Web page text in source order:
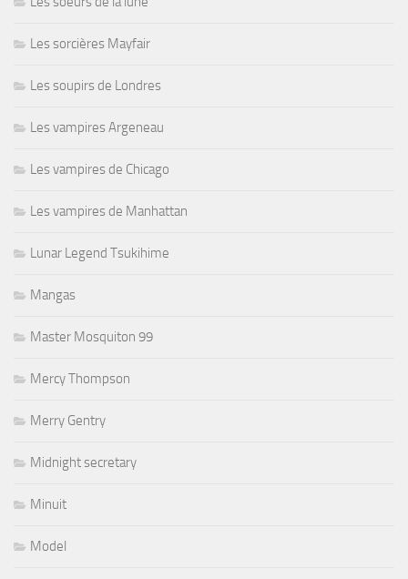
Les sorcières Mayfair
Les soupirs de Londres
Les vampires Argeneau
Les vampires de Chicago
Les vampires de Manhattan
Lunar Legend Tsukihime
Mangas
Master Mosquiton 99
Mercy Thompson
Merry Gentry
Midnight secretary
Minuit
Model